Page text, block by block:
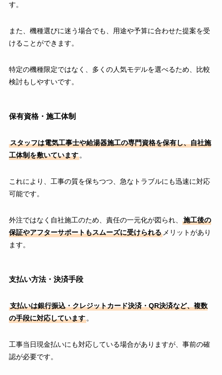
す。
また、機種選びに迷う場合でも、用途や予算に合わせた提案を受
けることができます。
特定の機種限定ではなく、多くの人気モデルを選べるため、比較
検討もしやすいです。
保有資格・施工体制
スタッフは電気工事士や給湯器施工の専門資格を保有し、自社施
工体制を敷いています。
これにより、工事の質を保ちつつ、急なトラブルにも迅速に対応
可能です。
外注ではなく自社施工のため、責任の一元化が図られ、
施工後の
保証やアフターサポートもスムーズに受けられるメリットがあり
ます。
支払い方法・決済手段
支払いは銀行振込・クレジットカード決済・QR決済など、複数
の手段に対応しています。
工事当日現金払いにも対応している場合がありますが、事前の確
認が必要です。